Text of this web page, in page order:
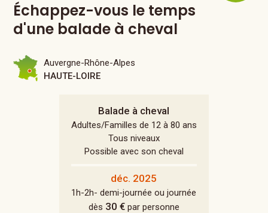
Échappez-vous le temps
d'une balade à cheval
Balade à cheval
Adultes/Familles de 12 à 80 ans
Tous niveaux
Possible avec son cheval
déc. 2025
1h-2h- demi-journée ou journée
dès 30 €par personne
Auvergne-Rhône-Alpes
HAUTE-LOIRE